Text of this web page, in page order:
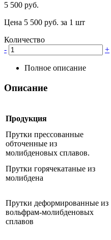
5 500 руб.
Цена 5 500 руб. за 1 шт
Количество
-
+
Полное описание
Описание
Продукция
Прутки прессованные
обточенные из
молибденовых сплавов.
Прутки горячекатаные из
молибдена
Прутки деформированные из
вольфрам-молибденовых
сплавов